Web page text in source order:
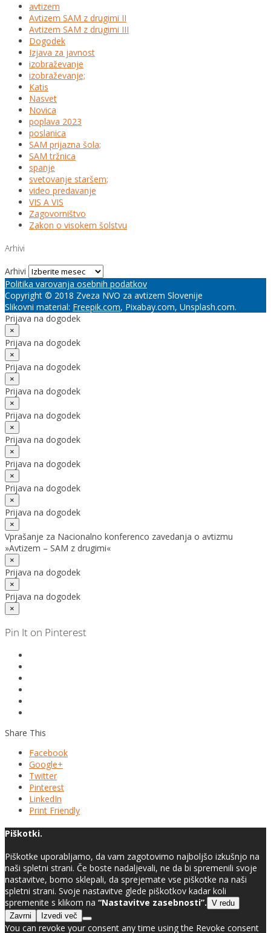
avtizem
Avtizem SAM z drugimi II
Avtizem SAM z drugimi III
Dogodek
Izjava za javnost
izobraževanje
izobraževanje;
Katis
Nasvet
Novica
poplava 2023
poslanica
SAM prijazna šola;
SAM tržnica
spanje
svetovanje staršem;
video predavanje
VIS A VIS
Zagovorništvo
Zakon o visokem šolstvu
Arhivi
Arhivi
Politika varovanja osebnih podatkov
Copyright © 2018 Zveza NVO za avtizem Slovenije
Slikovni material: Freepik.com, Pixabay.com, Unsplash.com.
Prijava na dogodek
×
Prijava na dogodek
×
Prijava na dogodek
×
Prijava na dogodek
×
Prijava na dogodek
×
Prijava na dogodek
×
Prijava na dogodek
×
Prijava na dogodek
×
Prijava na dogodek
×
Vprašanje za Nacionalno konferenco zavedanja o avtizmu
»Avtizem – SAM z drugimi«
×
Prijava na dogodek
×
Prijava na dogodek
×
Pin It on Pinterest
Share This
Facebook
Google+
Twitter
Pinterest
LinkedIn
Print Friendly
Piškotki.
Piškotke uporabljamo, da vam zagotovimo najboljšo izkušnjo na
naši spletni strani. Če boste nadaljevali, ne da bi spremenili svoje
nastavitve, bomo sklepali, da sprejemate vse piškotke na naši
spletni strani. Svoje nastavitve glede piškotkov kadar koli
spremenite s klikom na “Nastavitve zasebnosti”. V redu
Zavrni
Izvedi več
You can revoke your consent any time using the Revoke consent